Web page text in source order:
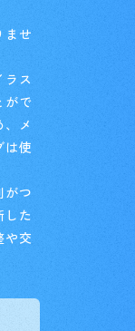
ませ
ラス
がで
メ
は使
がつ
した
や交